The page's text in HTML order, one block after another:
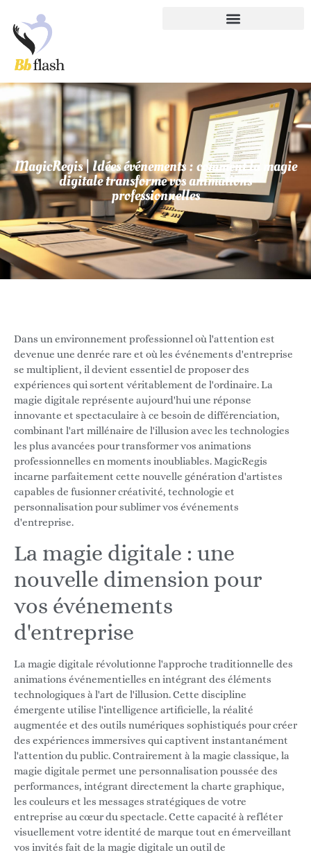
MagicRegis | Idées événements : comment la magie
digitale transforme vos animations
professionnelles
Dans un environnement professionnel où l'attention est
devenue une denrée rare et où les événements d'entreprise
se multiplient, il devient essentiel de proposer des
expériences qui sortent véritablement de l'ordinaire. La
magie digitale représente aujourd'hui une réponse
innovante et spectaculaire à ce besoin de différenciation,
combinant l'art millénaire de l'illusion avec les technologies
les plus avancées pour transformer vos animations
professionnelles en moments inoubliables. MagicRegis
incarne parfaitement cette nouvelle génération d'artistes
capables de fusionner créativité, technologie et
personnalisation pour sublimer vos événements
d'entreprise.
La magie digitale : une
nouvelle dimension pour
vos événements
d'entreprise
La magie digitale révolutionne l'approche traditionnelle des
animations événementielles en intégrant des éléments
technologiques à l'art de l'illusion. Cette discipline
émergente utilise l'intelligence artificielle, la réalité
augmentée et des outils numériques sophistiqués pour créer
des expériences immersives qui captivent instantanément
l'attention du public. Contrairement à la magie classique, la
magie digitale permet une personnalisation poussée des
performances, intégrant directement la charte graphique,
les couleurs et les messages stratégiques de votre
entreprise au cœur du spectacle. Cette capacité à refléter
visuellement votre identité de marque tout en émerveillant
vos invités fait de la magie digitale un outil de